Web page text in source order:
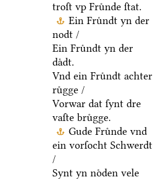
troſt vp Fruͤnde ſtat.
Ein Fruͤndt yn der
nodt /
Ein Fruͤndt yn der
daͤdt.
Vnd ein Fruͤndt achter
ruͤgge /
Vorwar dat ſynt dre
vaſte bruͤgge.
Gude Fruͤnde vnd
ein vorſocht Schwerdt
/
Synt yn noͤden vele